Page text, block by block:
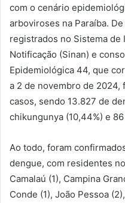
com o cenário
arboviroses na Paraíba.
registrados no Sistema de
Notificação (Sinan) e
Epidemiológica 44, que
a 2 de novembro de 2024,
casos, sendo 13.827 de
chikungunya (10,44%) e
Ao todo, foram
dengue, com residentes
Camalaú (1), Campina
Conde (1), João Pessoa